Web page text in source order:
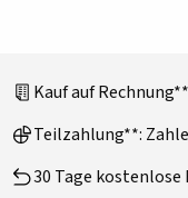
Kauf auf Rechnung**
Teilzahlung**:
30 Tage kostenlose